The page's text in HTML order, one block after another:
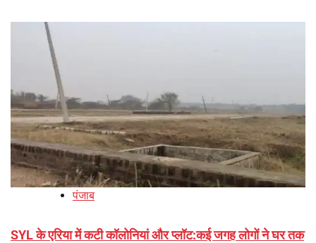
पंजाब
SYL के एरिया में कटी कॉलोनियां और प्लॉट:कई जगह लोगों ने घर तक